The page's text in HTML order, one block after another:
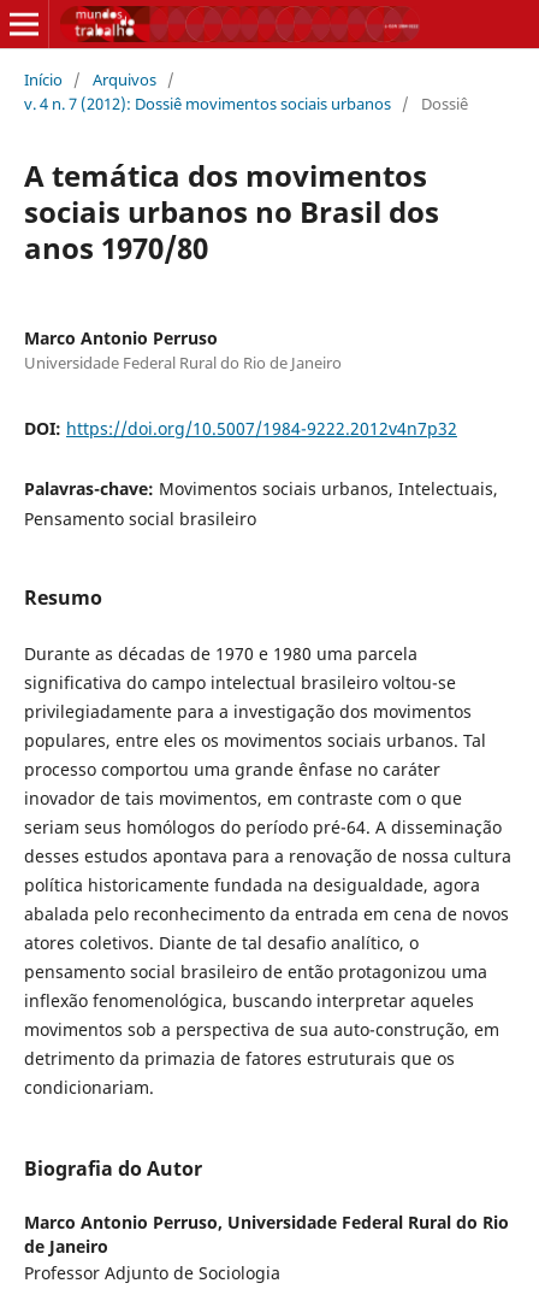
Início / Arquivos /
v. 4 n. 7 (2012): Dossiê movimentos sociais urbanos / Dossiê
A temática dos movimentos
sociais urbanos no Brasil dos
anos 1970/80
Marco Antonio Perruso
Universidade Federal Rural do Rio de Janeiro
DOI: https://doi.org/10.5007/1984-9222.2012v4n7p32
Palavras-chave: Movimentos sociais urbanos, Intelectuais,
Pensamento social brasileiro
Resumo
Durante as décadas de 1970 e 1980 uma parcela
significativa do campo intelectual brasileiro voltou-se
privilegiadamente para a investigação dos movimentos
populares, entre eles os movimentos sociais urbanos. Tal
processo comportou uma grande ênfase no caráter
inovador de tais movimentos, em contraste com o que
seriam seus homólogos do período pré-64. A disseminação
desses estudos apontava para a renovação de nossa cultura
política historicamente fundada na desigualdade, agora
abalada pelo reconhecimento da entrada em cena de novos
atores coletivos. Diante de tal desafio analítico, o
pensamento social brasileiro de então protagonizou uma
inflexão fenomenológica, buscando interpretar aqueles
movimentos sob a perspectiva de sua auto-construção, em
detrimento da primazia de fatores estruturais que os
condicionariam.
Biografia do Autor
Marco Antonio Perruso, Universidade Federal Rural do Rio
de Janeiro
Professor Adjunto de Sociologia